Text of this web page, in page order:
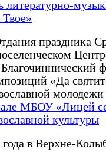
литературно-
праздника
«Да
молодежи
МБОУ «Лицей
культуры
в Верхне-